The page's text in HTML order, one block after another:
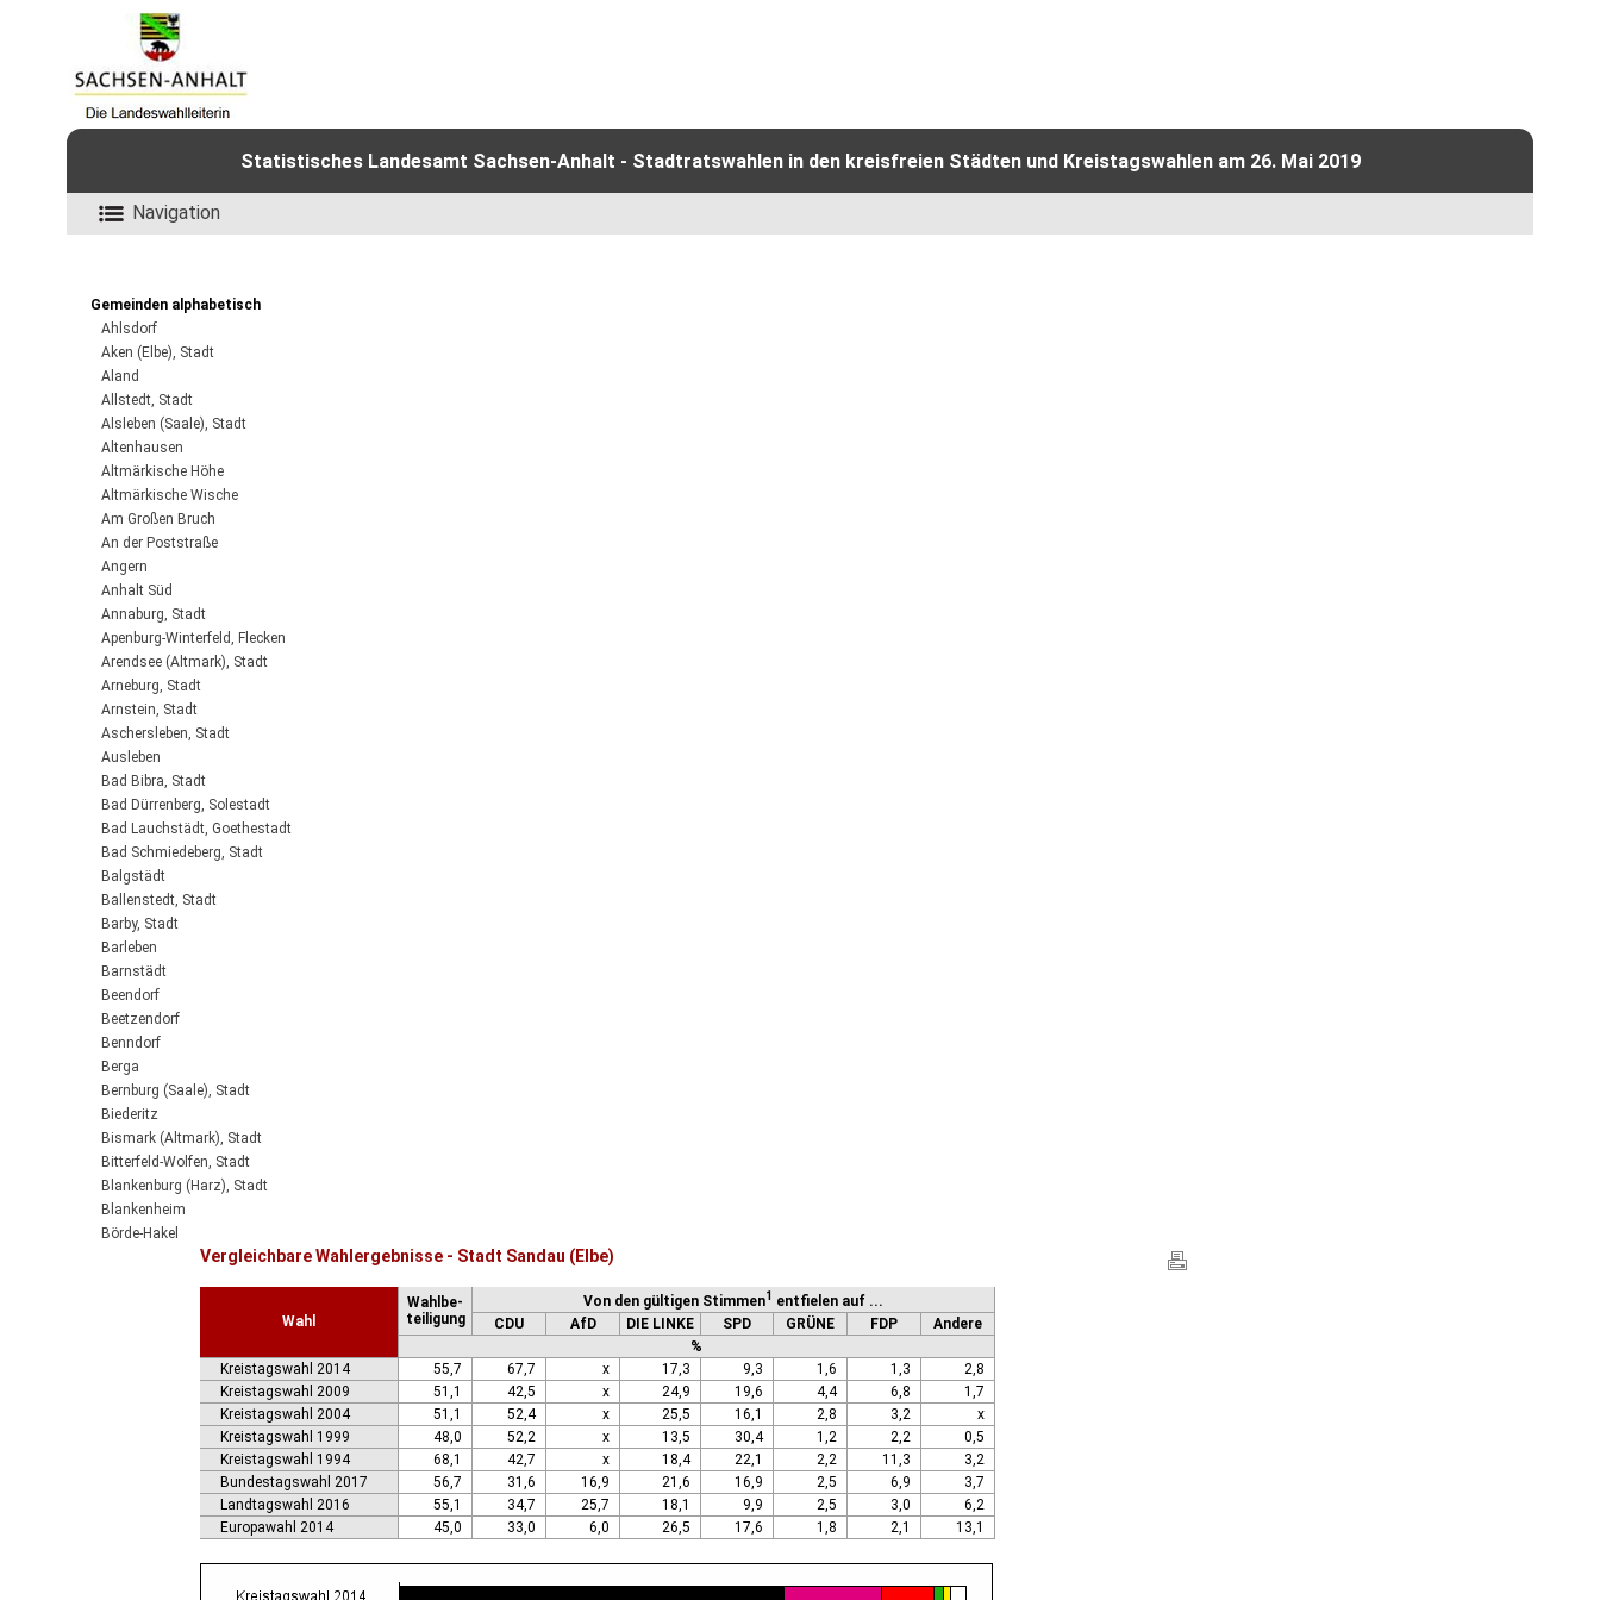
Statistisches Landesamt Sachsen-Anhalt - Stadtratswahlen in den kreisfreien Städten und Kreistagswahlen am 26. Mai 2019
Navigation
Gemeinden alphabetisch
Ahlsdorf
Aken (Elbe), Stadt
Aland
Allstedt, Stadt
Alsleben (Saale), Stadt
Altenhausen
Altmärkische Höhe
Altmärkische Wische
Am Großen Bruch
An der Poststraße
Angern
Anhalt Süd
Annaburg, Stadt
Apenburg-Winterfeld, Flecken
Arendsee (Altmark), Stadt
Arneburg, Stadt
Arnstein, Stadt
Aschersleben, Stadt
Ausleben
Bad Bibra, Stadt
Bad Dürrenberg, Solestadt
Bad Lauchstädt, Goethestadt
Bad Schmiedeberg, Stadt
Balgstädt
Ballenstedt, Stadt
Barby, Stadt
Barleben
Barnstädt
Beendorf
Beetzendorf
Benndorf
Berga
Bernburg (Saale), Stadt
Biederitz
Bismark (Altmark), Stadt
Bitterfeld-Wolfen, Stadt
Blankenburg (Harz), Stadt
Blankenheim
Börde-Hakel
Brücken-Hackpfüffel
Calbe (Saale), Stadt
Coswig (Anhalt), Stadt
Dessau-Roßlau, Stadt
Vergleichbare Wahlergebnisse - Stadt Sandau (Elbe)
Wahl
Wahlbe-
teiligung
Von den gültigen Stimmen1 entfielen auf ...
CDU
AfD DIE LINKE SPD GRÜNE FDP
Andere
%
Kreistagswahl 2014
55,7 67,7 x 17,3 9,3 1,6 1,3
2,8
Kreistagswahl 2009
51,1 42,5 x 24,9 19,6 4,4 6,8
1,7
Kreistagswahl 2004
51,1 52,4 x 25,5 16,1 2,8 3,2
x
Kreistagswahl 1999
48,0 52,2 x 13,5 30,4 1,2 2,2
0,5
Kreistagswahl 1994
68,1 42,7 x 18,4 22,1 2,2 11,3
3,2
Bundestagswahl 2017
56,7 31,6 16,9 21,6 16,9 2,5 6,9
3,7
Landtagswahl 2016
55,1 34,7 25,7 18,1 9,9 2,5 3,0
6,2
Europawahl 2014
45,0 33,0 6,0 26,5 17,6 1,8 2,1 13,1